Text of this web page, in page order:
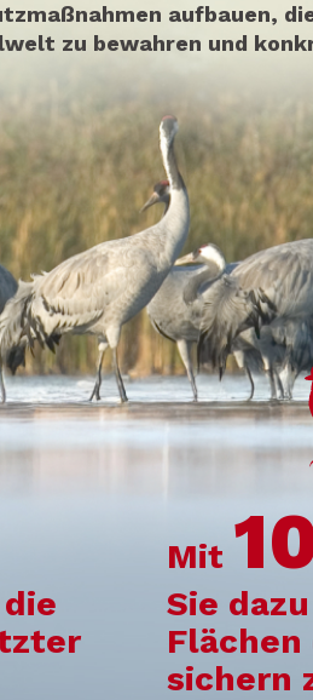
aufbauen,
zu bewahren und
Mit
Sie
sichern